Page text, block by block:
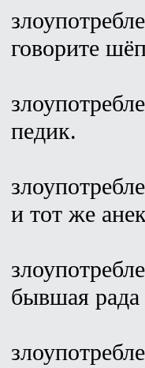
говорите
педик.
и тот же
бывшая